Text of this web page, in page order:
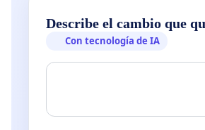
Describe el cambio que
Con tecnología de IA